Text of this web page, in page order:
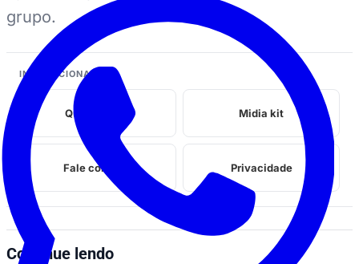
grupo.
INSTITUCIONAL
Quem somos Midia kit
Fale conosco Privacidade
Continue lendo